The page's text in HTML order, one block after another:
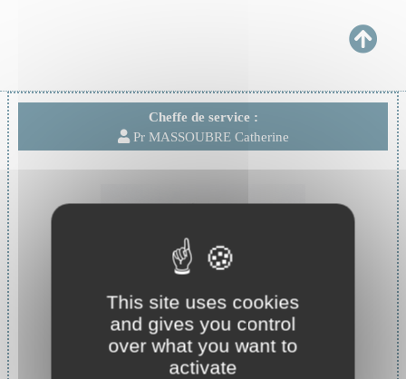
Cheffe de service :
Pr MASSOUBRE Catherine
This site uses cookies
and gives you control
over what you want to
activate